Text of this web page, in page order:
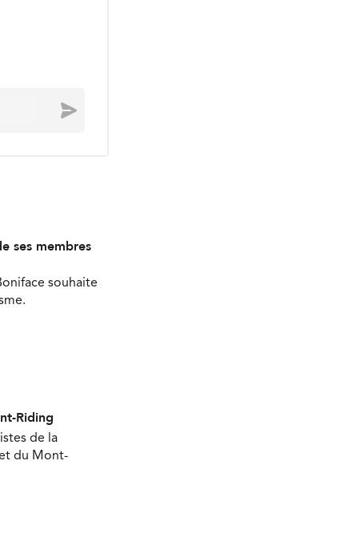
Envoyer
ses membres
souhaite
Riding
de la
du Mont-